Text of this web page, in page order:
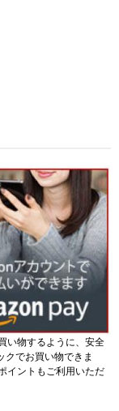
い物するように、安全
クでお買い物できま
イントもご利用いただ